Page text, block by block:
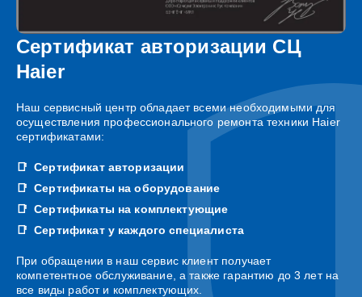
Сертификат авторизации СЦ
Haier
Наш сервисный центр обладает всеми необходимыми для
осуществления профессионального ремонта техники Haier
сертификатами:
Сертификат авторизации
Сертификаты на оборудование
Сертификаты на комплектующие
Сертификат у каждого специалиста
При обращении в наш сервис клиент получает
компетентное обслуживание, а также гарантию до 3 лет на
все виды работ и комплектующих.